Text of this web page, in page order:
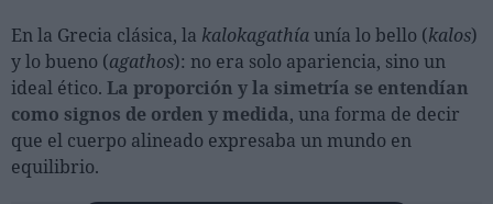
En la Grecia clásica, la kalokagathíaunía lo bello (kalos)
y lo bueno (agathos): no era solo apariencia, sino un
ideal ético. La proporción y la simetría se entendían
como signos de orden y medida, una forma de decir
que el cuerpo alineado expresaba un mundo en
equilibrio.